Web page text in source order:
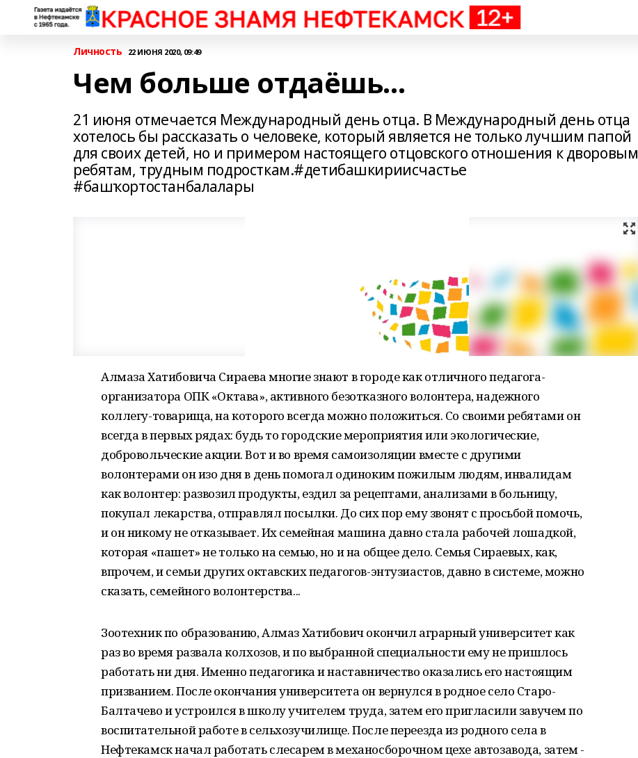
Личность 22 ИЮНЯ 2020, 09:49
Чем больше отдаёшь...
21 июня отмечается Международный день отца. В Международный день отца
хотелось бы рассказать о человеке, который является не только лучшим папой
для своих детей, но и примером настоящего отцовского отношения к дворовым
ребятам, трудным подросткам.#детибашкириисчастье
#башҡортостанбалалары
Алмаза Хатибовича Сираева многие знают в городе как отличного педагога-
организатора ОПК «Октава», активного безотказного волонтера, надежного
коллегу-товарища, на которого всегда можно положиться. Со своими ребятами он
всегда в первых рядах: будь то городские мероприятия или экологические,
добровольческие акции. Вот и во время самоизоляции вместе с другими
волонтерами он изо дня в день помогал одиноким пожилым людям, инвалидам
как волонтер: развозил продукты, ездил за рецептами, анализами в больницу,
покупал лекарства, отправлял посылки. До сих пор ему звонят с просьбой помочь,
и он никому не отказывает. Их семейная машина давно стала рабочей лошадкой,
которая «пашет» не только на семью, но и на общее дело. Семья Сираевых, как,
впрочем, и семьи других октавских педагогов-энтузиастов, давно в системе, можно
сказать, семейного волонтерства...
Зоотехник по образованию, Алмаз Хатибович окончил аграрный университет как
раз во время развала колхозов, и по выбранной специальности ему не пришлось
работать ни дня. Именно педагогика и наставничество оказались его настоящим
призванием. После окончания университета он вернулся в родное село Старо-
Балтачево и устроился в школу учителем труда, затем его пригласили завучем по
воспитательной работе в сельхозучилище. После переезда из родного села в
Нефтекамск начал работать слесарем в механосборочном цехе автозавода, затем -